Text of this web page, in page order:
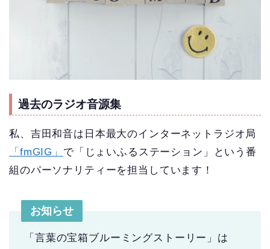
過去のラジオ音源集
私、吉田和音は日本最大のインターネットラジオ局
「fmGIG」 で「じょいふるステーション」という番
組のパーソナリティーを担当しています！
お知らせ
「言葉の宝箱ブルーミングストーリー」は